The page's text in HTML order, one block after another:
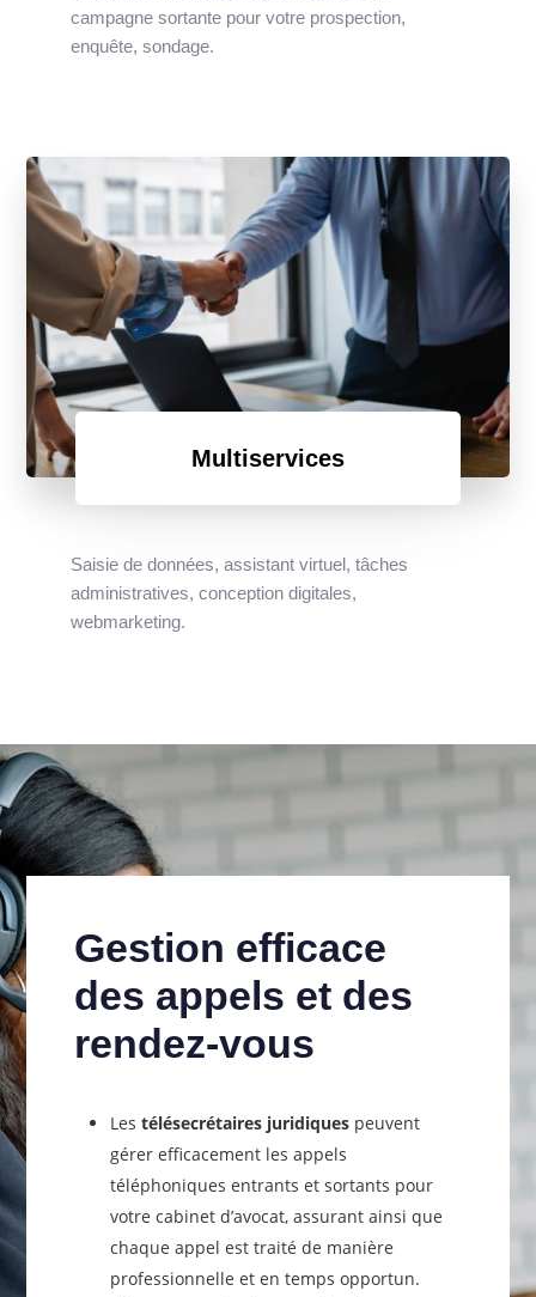
campagne sortante pour votre prospection,
enquête, sondage.
Multiservices
Saisie de données, assistant virtuel, tâches
administratives, conception digitales,
webmarketing.
Gestion efficace
des appels et des
rendez-vous
Les télésecrétaires juridiquespeuvent
gérer efficacement les appels
téléphoniques entrants et sortants pour
votre cabinet d’avocat, assurant ainsi que
chaque appel est traité de manière
professionnelle et en temps opportun.